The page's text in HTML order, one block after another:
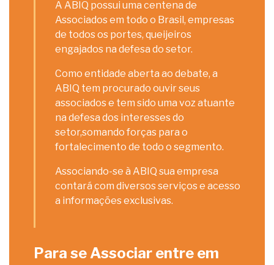
A ABIQ possui uma centena de
Associados em todo o Brasil, empresas
de todos os portes, queijeiros
engajados na defesa do setor.
Como entidade aberta ao debate, a
ABIQ tem procurado ouvir seus
associados e tem sido uma voz atuante
na defesa dos interesses do
setor,somando forças para o
fortalecimento de todo o segmento.
Associando-se à ABIQ sua empresa
contará com diversos serviços e acesso
a informações exclusivas.
Para se Associar entre em